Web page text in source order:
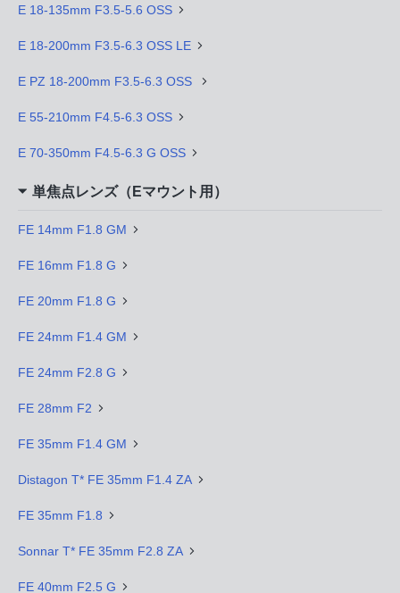
E 18-135mm F3.5-5.6 OSS
E 18-200mm F3.5-6.3 OSS LE
E PZ 18-200mm F3.5-6.3 OSS
E 55-210mm F4.5-6.3 OSS
E 70-350mm F4.5-6.3 G OSS
単焦点レンズ（Eマウント用）
FE 14mm F1.8 GM
FE 16mm F1.8 G
FE 20mm F1.8 G
FE 24mm F1.4 GM
FE 24mm F2.8 G
FE 28mm F2
FE 35mm F1.4 GM
Distagon T* FE 35mm F1.4 ZA
FE 35mm F1.8
Sonnar T* FE 35mm F2.8 ZA
FE 40mm F2.5 G